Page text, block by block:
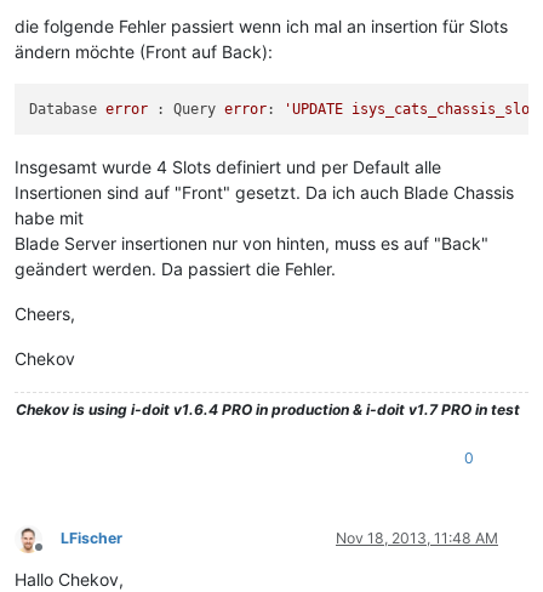
die folgende Fehler passiert wenn ich mal an insertion für Slots
ändern möchte (Front auf Back):
Database error : Query error: 'UPDATE
Insgesamt wurde 4 Slots definiert und per Default alle
Insertionen sind auf "Front" gesetzt. Da ich auch Blade Chassis
habe mit
Blade Server insertionen nur von hinten, muss es auf "Back"
geändert werden. Da passiert die Fehler.
Cheers,
Chekov
Chekovis using i-doit v1.6.4 PRO in production & i-doit v1.7 PRO in test
0
Offline
LFischer Nov 18, 2013, 11:48 AM
Hallo Chekov,